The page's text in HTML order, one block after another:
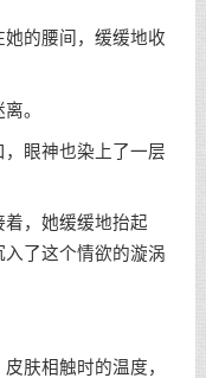
的腰间，缓缓地收
。
眼神也染上了一层
，她缓缓地抬起
了这个情欲的漩涡
肤相触时的温度，